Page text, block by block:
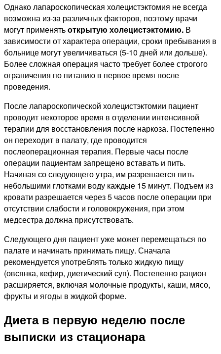
Однако лапароскопическая холецистэктомия не всегда
возможна из-за различных факторов, поэтому врачи
могут применятьоткрытую холецистэктомию. В
зависимости от характера операции, сроки пребывания в
больнице могут увеличиваться (5-10 дней или дольше).
Более сложная операция часто требует более строгого
ограничения по питанию в первое время после
проведения.
После лапароскопической холецистэктомии пациент
проводит некоторое время в отделении интенсивной
терапии для восстановления после наркоза. Постепенно
он переходит в палату, где проводится
послеоперационная терапия. Первые часы после
операции пациентам запрещено вставать и пить.
Начиная со следующего утра, им разрешается пить
небольшими глотками воду каждые 15 минут. Подъем из
кровати разрешается через 5 часов после операции при
отсутствии слабости и головокружения, при этом
медсестра должна присутствовать.
Следующего дня пациент уже может перемещаться по
палате и начинать принимать пищу. Сначала
рекомендуется употреблять только жидкую пищу
(овсянка, кефир, диетический суп). Постепенно рацион
расширяется, включая молочные продукты, каши, мясо,
фрукты и ягоды в жидкой форме.
Диета в первую неделю после
выписки из стационара